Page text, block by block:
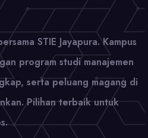
STIE Jayapura. Kampus
program studi manajemen
serta peluang magang di
Pilihan terbaik untuk